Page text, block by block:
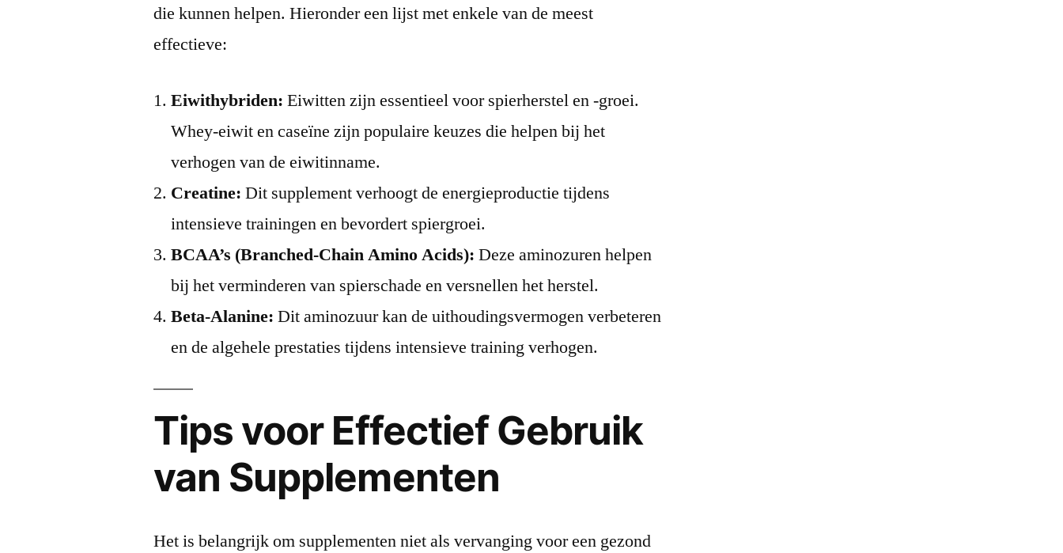
die kunnen helpen. Hieronder een lijst met enkele van de meest
effectieve:
Eiwithybriden: Eiwitten zijn essentieel voor spierherstel en -groei.
Whey-eiwit en caseïne zijn populaire keuzes die helpen bij het
verhogen van de eiwitinname.
Creatine: Dit supplement verhoogt de energieproductie tijdens
intensieve trainingen en bevordert spiergroei.
BCAA’s (Branched-Chain Amino Acids): Deze aminozuren helpen
bij het verminderen van spierschade en versnellen het herstel.
Beta-Alanine: Dit aminozuur kan de uithoudingsvermogen verbeteren
en de algehele prestaties tijdens intensieve training verhogen.
Tips voor Effectief Gebruik
van Supplementen
Het is belangrijk om supplementen niet als vervanging voor een gezond